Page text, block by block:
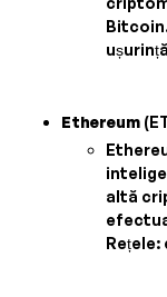
Ethereum
altă